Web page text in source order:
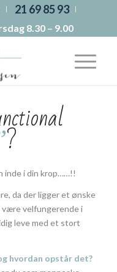
21 69 85 93
8.30 – 9.00
?
inde i din krop……!!
da der ligger et ønske
velfungerende i
leve med et stort
hvordan opstår det?